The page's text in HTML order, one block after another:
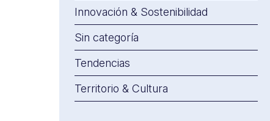
Innovación & Sostenibilidad
Sin categoría
Tendencias
Territorio & Cultura